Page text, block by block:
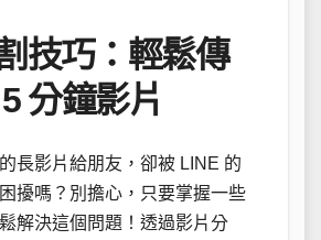
技巧：輕鬆傳
分鐘影片
長影片給朋友，卻被 LINE 的
擾嗎？別擔心，只要掌握一些
解決這個問題！透過影片分